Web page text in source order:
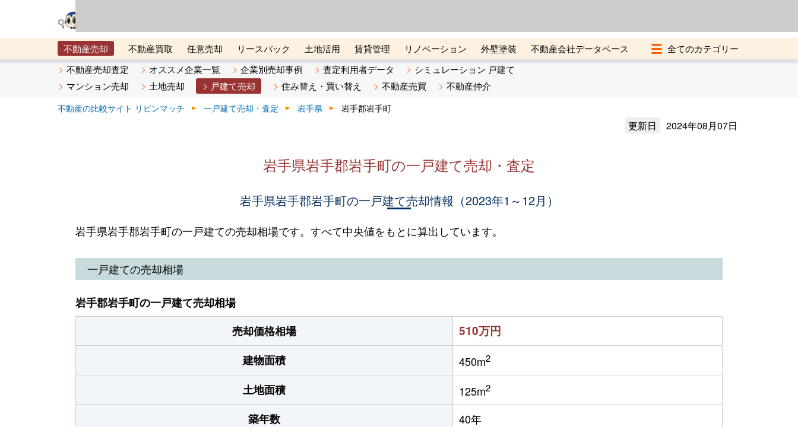
不動産売却 不動産買取 任意売却 リースバック 土地活用 賃貸管理 リノベーション 外壁塗装
不動産会社データベース
メタ住宅展示場
ベスト不動産カンパニー オンライン講座 リビンマガジンBiz 不動産売却ご相談デスク
不動産売却査定 オススメ企業一覧 企業別売却事例 査定利用者データ
シミュレーション 戸建て
マンション売却
土地売却 戸建て売却 住み替え・買い替え 不動産売買 不動産仲介
不動産の比較サイト リビンマッチ 一戸建て売却・査定 岩手県 岩手郡岩手町
更新日 2024年08月07日
岩手県岩手郡岩手町の一戸建て売却・査定
岩手県岩手郡岩手町の一戸建て売却情報（2023年1～12月）
岩手県岩手郡岩手町の一戸建ての売却相場です。すべて中央値をもとに算出しています。
一戸建ての売却相場
岩手郡岩手町の一戸建て売却相場
売却価格相場
510万円
建物面積 450m2
土地面積 125m2
築年数 40年